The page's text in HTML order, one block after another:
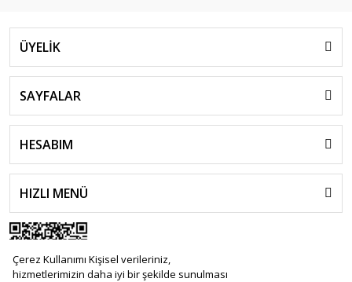
Çerez Kullanımı Kişisel verileriniz,
hizmetlerimizin daha iyi bir şekilde sunulması
ÜYELİK
SAYFALAR
HESABIM
HIZLI MENÜ